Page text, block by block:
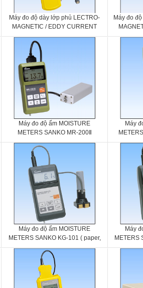
Máy đo độ dày lớp phủ LECTRO-
MAGNETIC / EDDY CURRENT
COATING THICKNESS METERS
Sanko SWT-7000Ⅲ/7100Ⅲ
Máy đo
Sanko
Máy đo độ ẩm MOISTURE
METERS SANKO MR-200Ⅱ
Máy
Máy đo độ ẩm MOISTURE
METERS SANKO KG-101 ( paper,
cardboard moisture meter)
Máy
METERS